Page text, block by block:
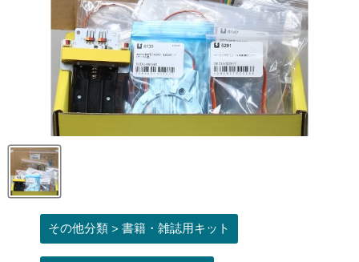
その他分類 > 書籍・雑誌用キット